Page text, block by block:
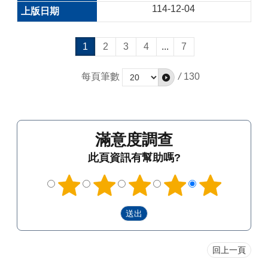
114-12-04
1 2 3 4 ... 7
每頁筆數 / 130
滿意度調查
此頁資訊有幫助嗎?
回上一頁